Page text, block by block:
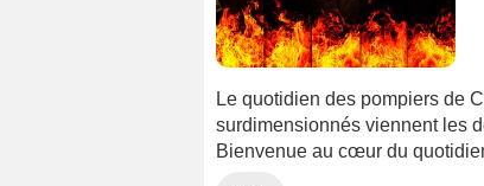
Le quotidien des pompiers de
surdimensionnés viennent les
Bienvenue au cœur du